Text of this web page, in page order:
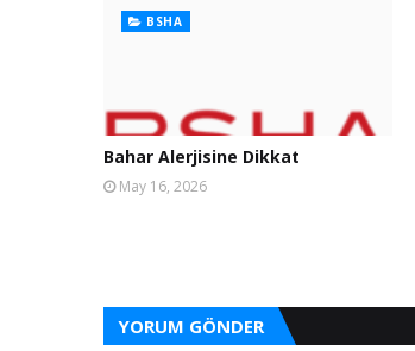
BSHA
Bahar Alerjisine Dikkat
May 16, 2026
YORUM GÖNDER